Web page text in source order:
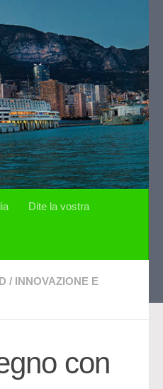
Dite la vostra
/ INNOVAZIONE E
con